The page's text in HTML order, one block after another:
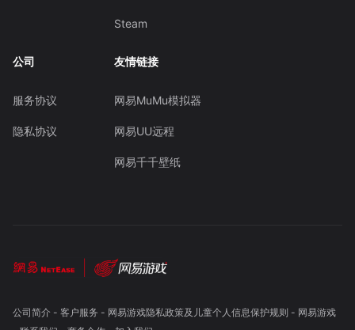
Steam
公司
服务协议
隐私协议
友情链接
网易MuMu模拟器
网易UU远程
网易千千壁纸
公司简介- 客户服务 - 网易游戏隐私政策及儿童个人信息保护规则 - 网易游戏